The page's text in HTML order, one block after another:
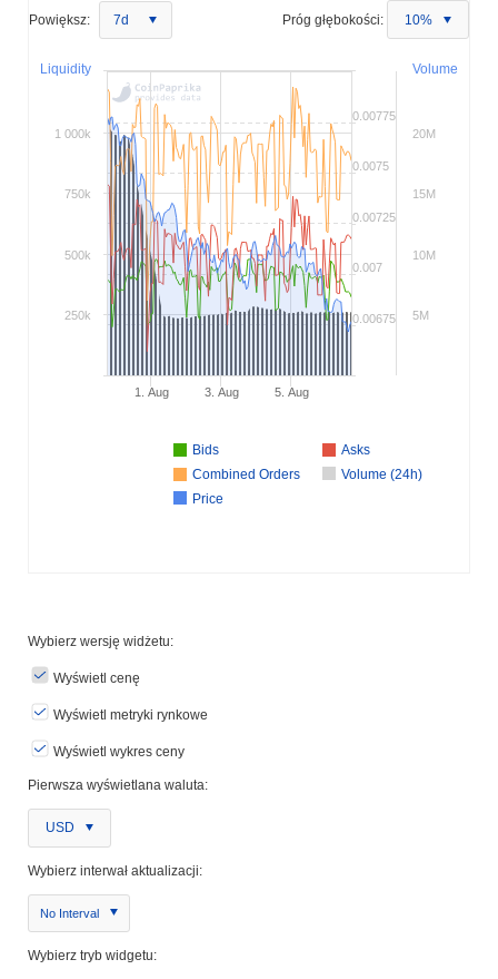
Powiększ: 7d Próg głębokości: 10%
Volume
Liquidity
Bids
Asks
Combined Orders
Volume (24h)
Price
1. Aug 3. Aug 5. Aug
0.00675
0.007
0.00725
0.0075
0.00775
5M
10M
15M
20M
250k
500k
750k
1 000k
Wybierz wersję widżetu:
Wyświetl cenę
Wyświetl metryki rynkowe
Wyświetl wykres ceny
Pierwsza wyświetlana waluta:
USD
Wybierz interwał aktualizacji:
No Interval
Wybierz tryb widgetu: